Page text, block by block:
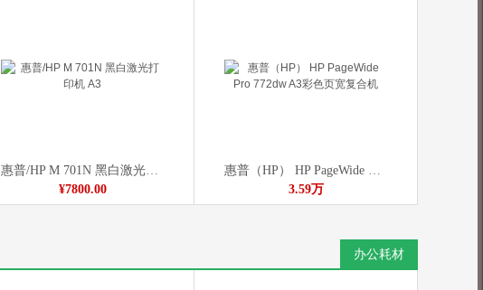
惠普/HP M 701N 黑白激光打印机 A3
¥7800.00
惠普（HP） HP PageWide Pro 772dw A3彩色页宽复合机
3.59万
办公耗材